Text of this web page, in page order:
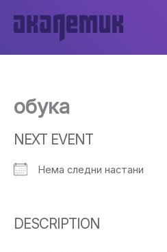
content
обука
NEXT EVENT
Нема следни настани
DESCRIPTION